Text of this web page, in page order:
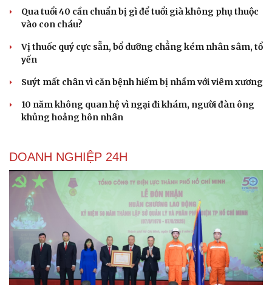
Săn Tour
Câu chuyện thời sự
Đọc truyện đêm khuya
Kể chuyện cho bé
Qua tuổi 40 cần chuẩn bị gì để tuổi già không phụ thuộc
vào con cháu?
Vị thuốc quý cực sẵn, bổ dưỡng chẳng kém nhân sâm, tổ
yến
Suýt mất chân vì căn bệnh hiếm bị nhầm với viêm xương
10 năm không quan hệ vì ngại đi khám, người đàn ông
khủng hoảng hôn nhân
DOANH NGHIỆP 24H